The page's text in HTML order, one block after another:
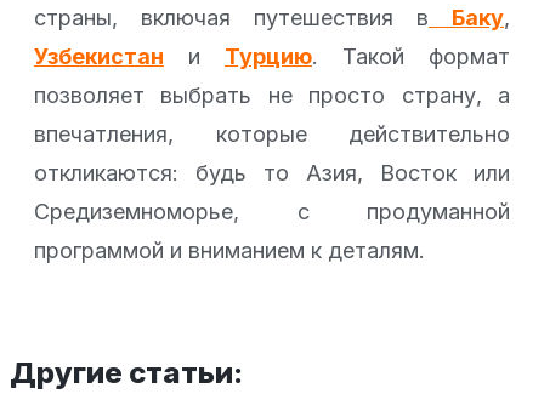
страны, включая путешествия в
Баку,
Узбекистан и Турцию. Такой формат
позволяет выбрать не просто страну, а
впечатления, которые действительно
откликаются: будь то Азия, Восток или
Средиземноморье, с продуманной
программой и вниманием к деталям.
Другие статьи: